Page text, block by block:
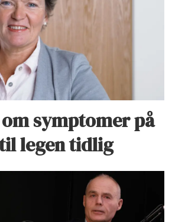
symptomer på
legen tidlig